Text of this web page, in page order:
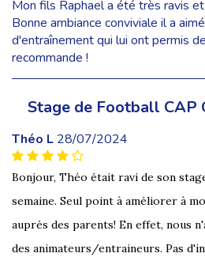
Mon fils Raphael a été très ravis
Bonne ambiance conviviale il a
d'entraînement qui lui ont permis
recommande !
Stage de Football CAP
Théo L 28/07/2024
Bonjour, Théo était ravi de son
semaine. Seul point à améliorer à
auprès des parents! En effet, nous
des animateurs/entraineurs. Pas